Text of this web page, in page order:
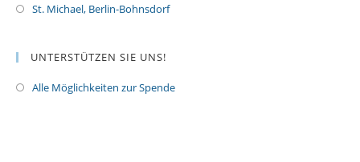
St. Michael, Berlin-Bohnsdorf
UNTERSTÜTZEN SIE UNS!
Alle Möglichkeiten zur Spende